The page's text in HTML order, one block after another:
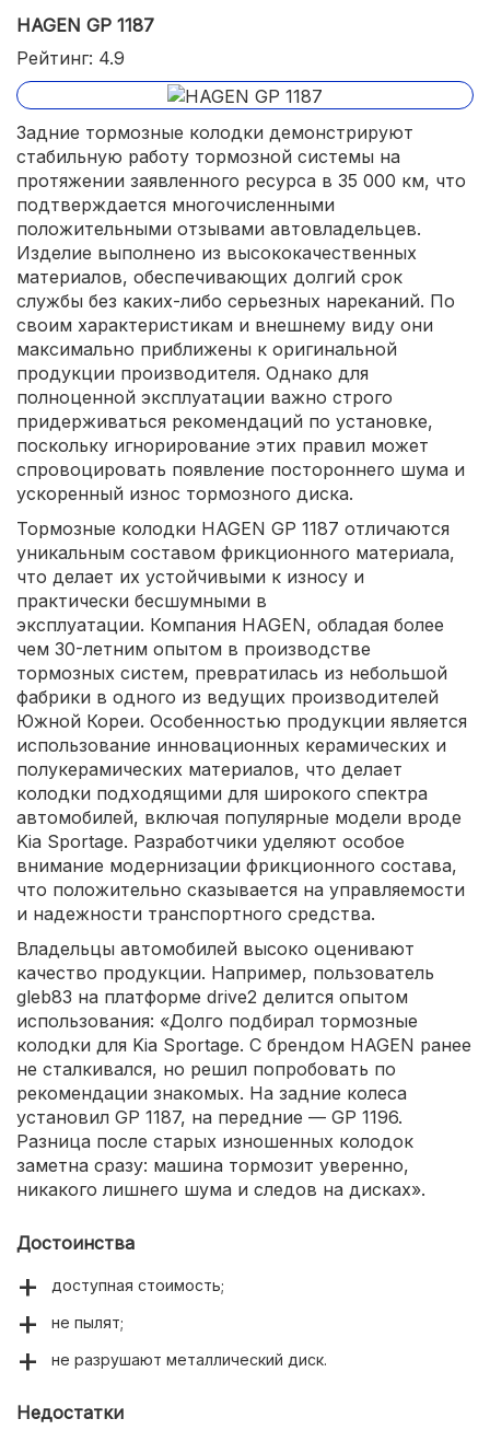
HAGEN GP 1187
Рейтинг: 4.9
Задние тормозные колодки демонстрируют
стабильную работу тормозной системы на
протяжении заявленного ресурса в 35 000 км, что
подтверждается многочисленными
положительными отзывами автовладельцев.
Изделие выполнено из высококачественных
материалов, обеспечивающих долгий срок
службы без каких-либо серьезных нареканий. По
своим характеристикам и внешнему виду они
максимально приближены к оригинальной
продукции производителя. Однако для
полноценной эксплуатации важно строго
придерживаться рекомендаций по установке,
поскольку игнорирование этих правил может
спровоцировать появление постороннего шума и
ускоренный износ тормозного диска.
Тормозные колодки HAGEN GP 1187 отличаются
уникальным составом фрикционного материала,
что делает их устойчивыми к износу и
практически бесшумными в
эксплуатации. Компания HAGEN, обладая более
чем 30-летним опытом в производстве
тормозных систем, превратилась из небольшой
фабрики в одного из ведущих производителей
Южной Кореи. Особенностью продукции является
использование инновационных керамических и
полукерамических материалов, что делает
колодки подходящими для широкого спектра
автомобилей, включая популярные модели вроде
Kia Sportage. Разработчики уделяют особое
внимание модернизации фрикционного состава,
что положительно сказывается на управляемости
и надежности транспортного средства.
Владельцы автомобилей высоко оценивают
качество продукции. Например, пользователь
gleb83 на платформе drive2 делится опытом
использования: «Долго подбирал тормозные
колодки для Kia Sportage. С брендом HAGEN ранее
не сталкивался, но решил попробовать по
рекомендации знакомых. На задние колеса
установил GP 1187, на передние — GP 1196.
Разница после старых изношенных колодок
заметна сразу: машина тормозит уверенно,
никакого лишнего шума и следов на дисках».
Достоинства
доступная стоимость;
не пылят;
не разрушают металлический диск.
Недостатки